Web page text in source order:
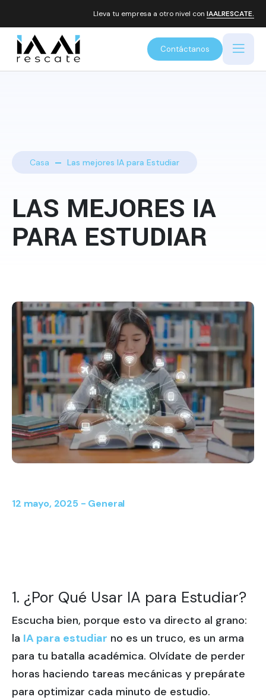
Lleva tu empresa a otro nivel con IAALRESCATE.
Contáctanos
Casa Las mejores IA para Estudiar
LAS MEJORES IA
PARA ESTUDIAR
12 mayo, 2025 - General
1. ¿Por Qué Usar IA para Estudiar?
Escucha bien, porque esto va directo al grano:
la IA para estudiar no es un truco, es un arma
para tu batalla académica. Olvídate de perder
horas haciendo tareas mecánicas y prepárate
para optimizar cada minuto de estudio.